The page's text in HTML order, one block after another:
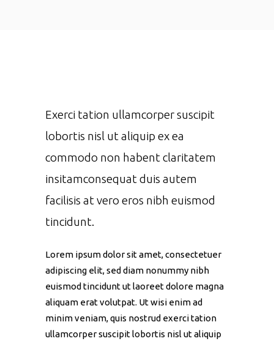
Exerci tation ullamcorper suscipit
lobortis nisl ut aliquip ex ea
commodo non habent claritatem
insitamconsequat duis autem
facilisis at vero eros nibh euismod
tincidunt.
Lorem ipsum dolor sit amet, consectetuer
adipiscing elit, sed diam nonummy nibh
euismod tincidunt ut laoreet dolore magna
aliquam erat volutpat. Ut wisi enim ad
minim veniam, quis nostrud exerci tation
ullamcorper suscipit lobortis nisl ut aliquip